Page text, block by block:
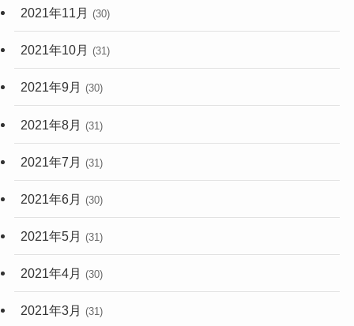
2021年11月 (30)
2021年10月 (31)
2021年9月 (30)
2021年8月 (31)
2021年7月 (31)
2021年6月 (30)
2021年5月 (31)
2021年4月 (30)
2021年3月 (31)